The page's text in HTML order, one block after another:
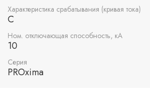
Характеристика срабатывания (кривая тока)
C
Ном. отключающая способность, кА
10
Серия
PROxima